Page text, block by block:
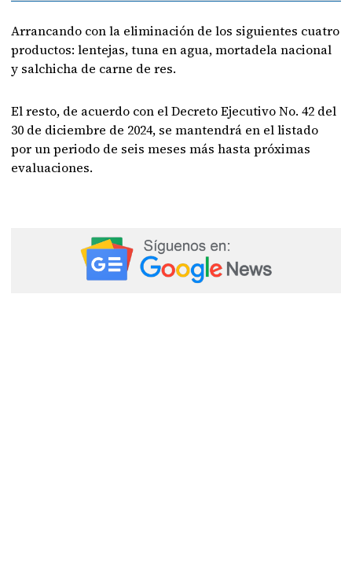
Arrancando con la eliminación de los siguientes cuatro
productos: lentejas, tuna en agua, mortadela nacional
y salchicha de carne de res.
El resto, de acuerdo con el Decreto Ejecutivo No. 42 del
30 de diciembre de 2024, se mantendrá en el listado
por un periodo de seis meses más hasta próximas
evaluaciones.